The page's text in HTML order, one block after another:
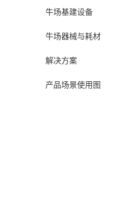
牛场基建设备
牛场器械与耗材
解决方案
产品场景使用图